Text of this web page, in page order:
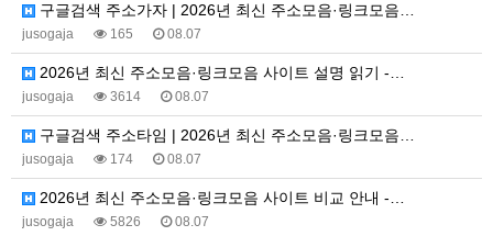
구글검색 주소가자 | 2026년 최신 주소모음·링크모음…
jusogaja 165 08.07
2026년 최신 주소모음·링크모음 사이트 설명 읽기 -…
jusogaja 3614 08.07
구글검색 주소타임 | 2026년 최신 주소모음·링크모음…
jusogaja 174 08.07
2026년 최신 주소모음·링크모음 사이트 비교 안내 -…
jusogaja 5826 08.07